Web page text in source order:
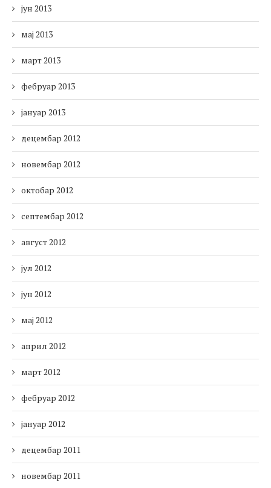
јун 2013
мај 2013
март 2013
фебруар 2013
јануар 2013
децембар 2012
новембар 2012
октобар 2012
септембар 2012
август 2012
јул 2012
јун 2012
мај 2012
април 2012
март 2012
фебруар 2012
јануар 2012
децембар 2011
новембар 2011